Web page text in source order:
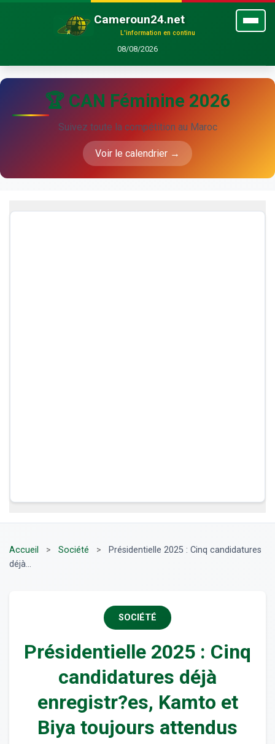
Cameroun24.net
L'information en continu
08/08/2026
🏆 CAN Féminine 2026
Suivez toute la compétition au Maroc
Voir le calendrier →
Accueil > Société >
Présidentielle 2025 : Cinq candidatures
déjà...
SOCIÉTÉ
Présidentielle 2025 : Cinq
candidatures déjà
enregistr?es, Kamto et
Biya toujours attendus